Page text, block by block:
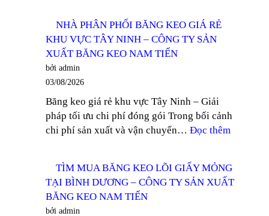
TY
SẢN
XUẤT
BĂNG
TIẾN
BĂNG
KEO
TRONG
TẠI
DĨ
AN
TY
SẢN
XUẤT
NHÀ PHÂN PHỐI BĂNG KEO GIÁ RẺ
KHU VỰC TÂY NINH – CÔNG TY SẢN
XUẤT BĂNG KEO NAM TIẾN
bởi admin
03/08/2026
Băng keo giá rẻ khu vực Tây Ninh – Giải
pháp tối ưu chi phí đóng gói Trong bối cảnh
chi phí sản xuất và vận chuyển… Đọc thêm
PHỐI
BĂNG
TÌM MUA BĂNG KEO LÕI GIẤY MỎNG
TẠI BÌNH DƯƠNG – CÔNG TY SẢN XUẤT
BĂNG KEO NAM TIẾN
bởi admin